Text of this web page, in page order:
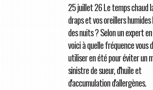
25 juillet 26 Le temps chaud
draps et vos oreillers
des nuits ? Selon un expert
voici à quelle fréquence vous
utiliser en été pour éviter un
sinistre de sueur, d'huile et
d'accumulation d'allergènes.